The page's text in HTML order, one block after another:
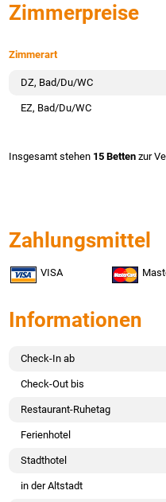
Zimmerpreise
Zimmerart
DZ, Bad/Du/WC
EZ, Bad/Du/WC
Insgesamt stehen 15 Betten zur
Zahlungsmittel
VISA
Informationen
Check-In ab
Check-Out bis
Restaurant-Ruhetag
Ferienhotel
Stadthotel
in der Altstadt